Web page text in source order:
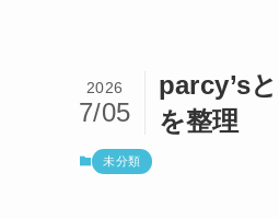
parcy’s
を整理
2026
7/05
未分類